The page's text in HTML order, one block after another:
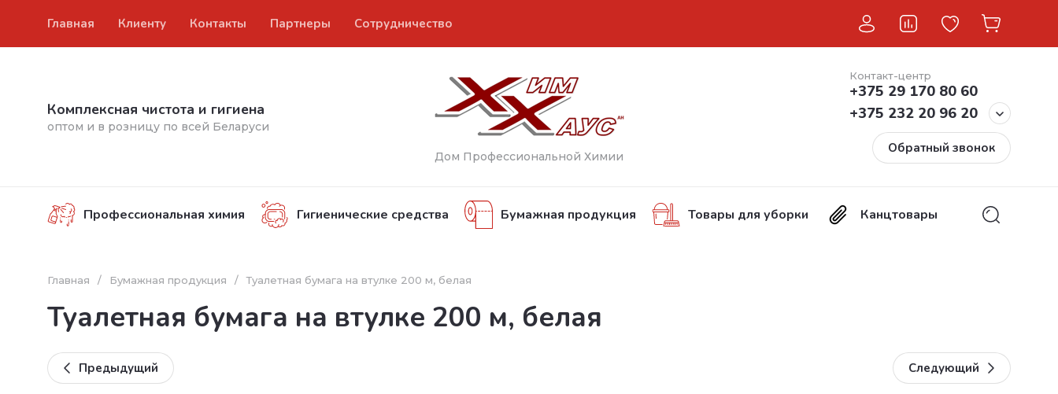
Главная Клиенту Контакты Партнеры Сотрудничество
Дом Профессиональной Химии
Комплексная чистота и гигиена
оптом и в розницу по всей Беларуси
Контакт-центр
+375 29 170 80 60
+375 232 20 96 20
Обратный звонок
Профессиональная химия Гигиенические средства Бумажная продукция Товары для уборки Канцтовары Хозтовары
Главная / Бумажная продукция / Туалетная бумага на втулке 200 м, белая
Туалетная бумага на втулке 200 м, белая
Предыдущий Следующий